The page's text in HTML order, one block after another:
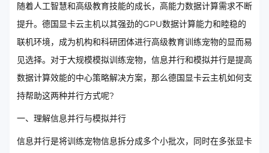
随着人工智慧和高级教育技能的成长，高能力数据计算需求不断
提升。德国显卡云主机以其强劲的GPU数据计算能力和睦稳的
联机环境，成为机构和科研团体进行高级教育训练宠物的显而易
见选择。对于大规模模拟训练宠物，信息并行和模拟并行是提高
数据计算效能的中心策略解决方案，那么德国显卡云主机如何支
持帮助这两种并行方式呢?
一、理解信息并行与模拟并行
信息并行是将训练宠物信息拆分成多个小批次，同时在多张显卡